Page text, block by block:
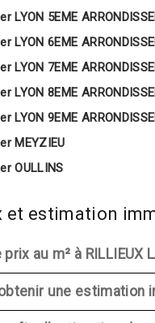
LYON 5EME
LYON 6EME
LYON 7EME
LYON 8EME
LYON 9EME
MEYZIEU
OULLINS
et estimation
au m² à RILLIEUX
une estimation